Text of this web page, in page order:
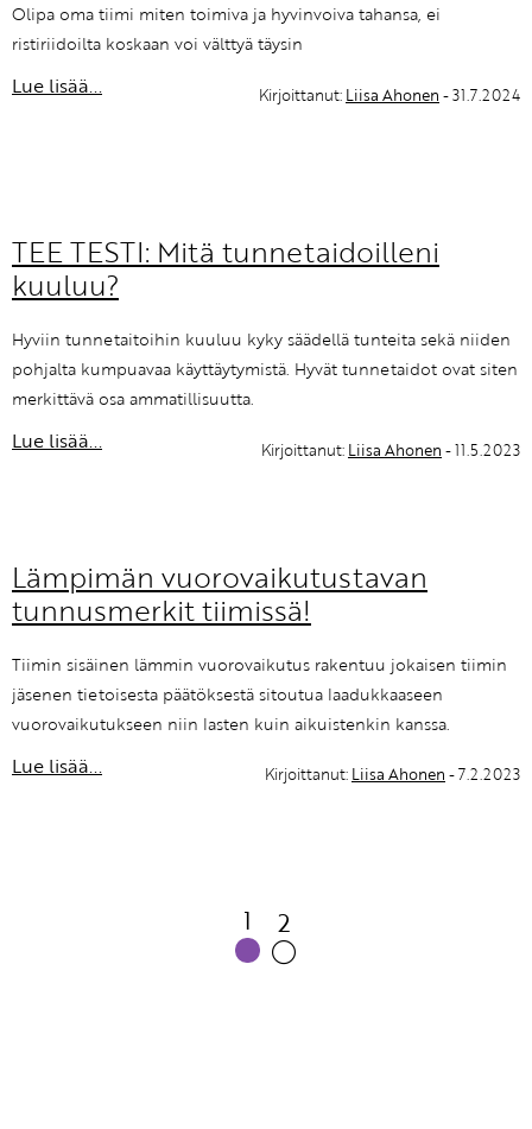
Olipa oma tiimi miten toimiva ja hyvinvoiva tahansa, ei
ristiriidoilta koskaan voi välttyä täysin
Lue lisää... Kirjoittanut: Liisa Ahonen - 31.7.2024
TEE TESTI: Mitä tunnetaidoilleni
kuuluu?
Hyviin tunnetaitoihin kuuluu kyky säädellä tunteita sekä niiden
pohjalta kumpuavaa käyttäytymistä. Hyvät tunnetaidot ovat siten
merkittävä osa ammatillisuutta.
Lue lisää... Kirjoittanut: Liisa Ahonen - 11.5.2023
Lämpimän vuorovaikutustavan
tunnusmerkit tiimissä!
Tiimin sisäinen lämmin vuorovaikutus rakentuu jokaisen tiimin
jäsenen tietoisesta päätöksestä sitoutua laadukkaaseen
vuorovaikutukseen niin lasten kuin aikuistenkin kanssa.
Lue lisää... Kirjoittanut: Liisa Ahonen - 7.2.2023
1 2